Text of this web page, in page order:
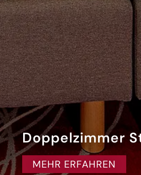
Doppelzimmer
MEHR ERFAHREN